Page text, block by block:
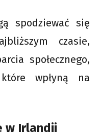
spodziewać się
czasie,
społecznego,
wpłyną na
w Irlandii